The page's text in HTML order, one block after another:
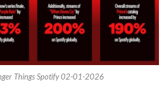
Things Spotify 02-01-2026